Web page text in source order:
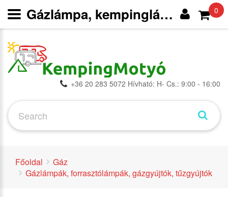
+36 20 283 5072 Hívható: H- Cs.: 9:00 - 16:00
0
Főoldal
Gáz
Gázlámpák, forrasztólámpák, gázgyújtók, tűzgyújtók
Gázlámpa, kempinglámpa, campingaz -